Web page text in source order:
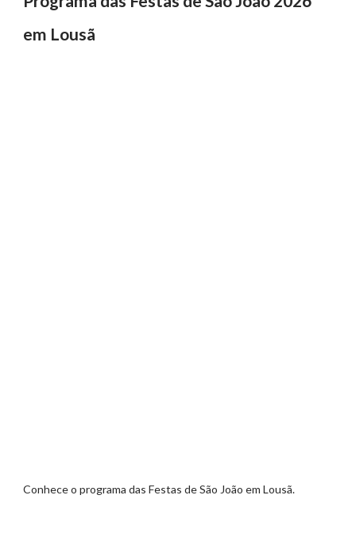
em Lousã
Conhece o programa das Festas de São João em Lousã.